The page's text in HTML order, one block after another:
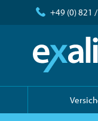
+49 (0) 821